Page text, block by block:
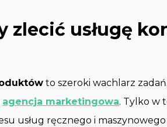
zlecić usługę
to szeroki wachlarz
agencja marketingowa. Tylko w
usług ręcznego i